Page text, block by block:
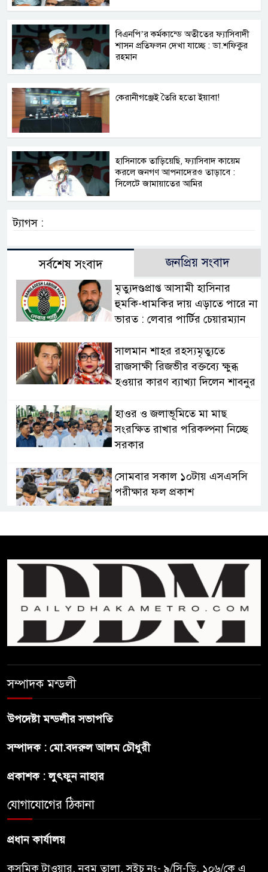
বিএনপি’র কর্মকান্ডে অতীতের ফ্যাসিবাদী
শাসন প্রতিফলন দেখা যাচ্ছে : ডা.শফিকুর
রহমান
কেরানীগঞ্জেই তৈরি হতো ইয়াবা!
হাসিনাকে তাড়িয়েছি, ফ্যাসিবাদ কায়েম
করলে জনগণ আপনাদেরও তাড়াবে :
সিলেটে জামায়াতের আমির
ট্যাগস :
সর্বশেষ সংবাদ জনপ্রিয় সংবাদ
মৃত্যুদণ্ডপ্রাপ্ত আসামী হাসিনার
হুমকি-ধামকির দায় এড়াতে পারে না
ভারত : লেবার পার্টির চেয়ারম্যান
সালমান শাহর রহস্যমৃত্যুতে
রাজসাক্ষী রিজভীর বক্তব্যে ক্ষুব্ধ
হওয়ার কারণ ব্যাখ্যা দিলেন শাবনুর
হাওর ও জলাভূমিতে মা মাছ
সংরক্ষিত রাখার পরিকল্পনা নিচ্ছে
সরকার
সোমবার সকাল ১০টায় এসএসসি
পরীক্ষার ফল প্রকাশ
প্রধানমন্ত্রী
ফিফা সভাপতির বিরুদ্ধে এবার
‘নারী সংক্রান্ত অভিযোগ
ছেলেকে নিয়ে রোনালদোর যে বড়
ট্রাম্পের ৪০ কোটি ডলারের ‘বলরুম
সম্পাদক মন্ডলী
উপদেষ্টা মন্ডলীর সভাপতি
সম্পাদক : মো.বদরুল আলম চৌধুরী
প্রকাশক : লুৎফুন নাহার
যোগাযোগের ঠিকানা
প্রধান কার্যালয়
কসমিক টাওয়ার, নবম তালা, সুইচ নং- ৯/সি-ডি, ১০৬/কে এ